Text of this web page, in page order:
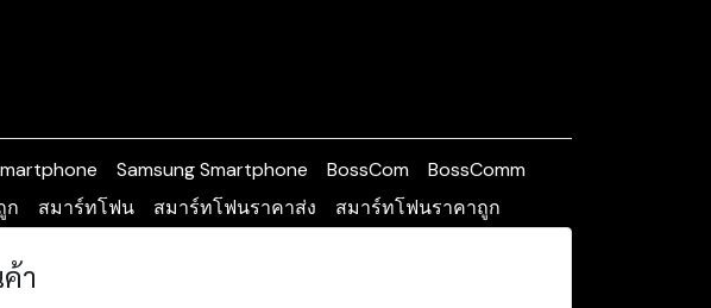
Samsung Smartphone BossCom
BossComm
ก สมาร์ทโฟน สมาร์ทโฟนราคาส่ง สมาร์ทโฟนราคาถูก
า